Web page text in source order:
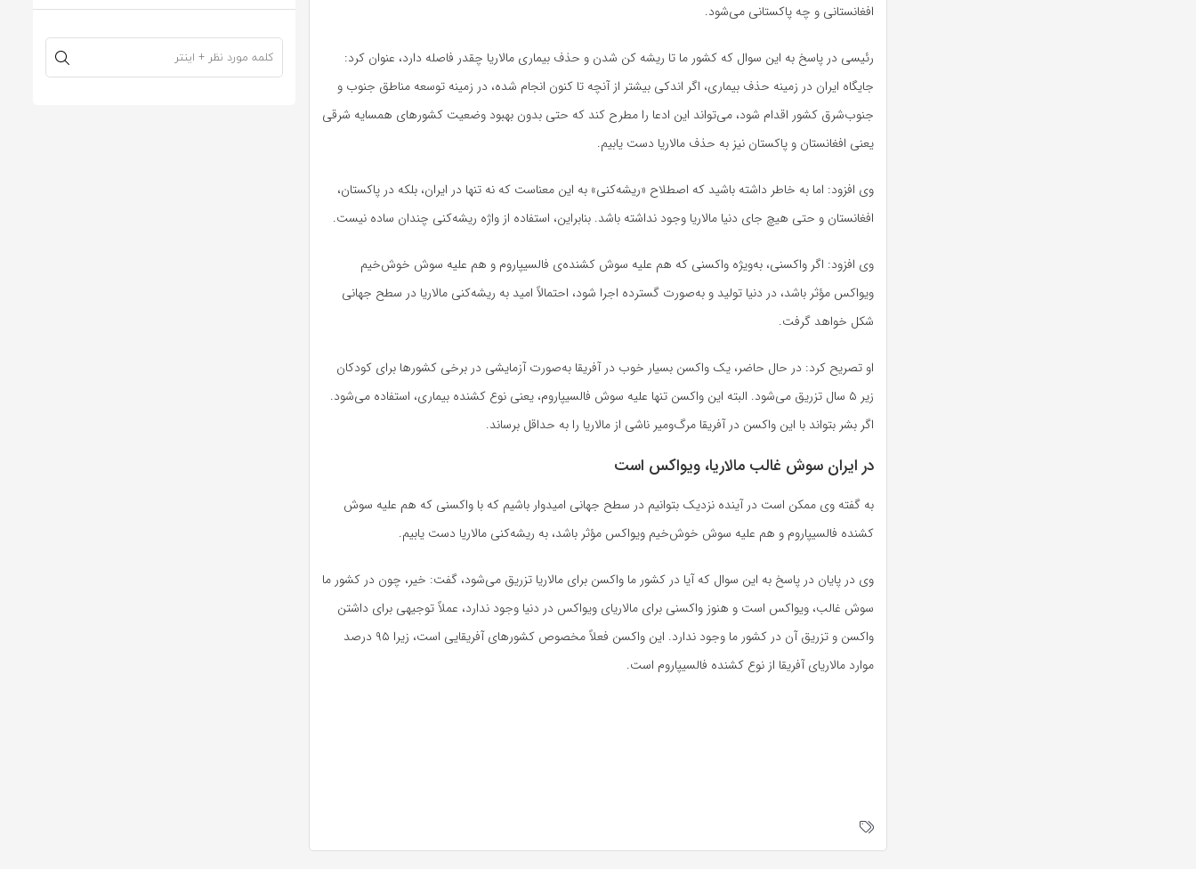
افغانستانی و چه پاکستانی می‌شود.
رئیسی در پاسخ به این سوال که کشور ما تا ریشه کن شدن و حذف بیماری مالاریا چقدر فاصله دارد، عنوان کرد:
جایگاه ایران در زمینه حذف بیماری، اگر اندکی بیشتر از آنچه تا کنون انجام شده، در زمینه توسعه مناطق جنوب و
جنوب‌شرق کشور اقدام شود، می‌تواند این ادعا را مطرح کند که حتی بدون بهبود وضعیت کشورهای همسایه شرقی
یعنی افغانستان و پاکستان نیز به حذف مالاریا دست یابیم.
وی افزود: اما به خاطر داشته باشید که اصطلاح «ریشه‌کنی» به این معناست که نه تنها در ایران، بلکه در پاکستان،
افغانستان و حتی هیچ جای دنیا مالاریا وجود نداشته باشد. بنابراین، استفاده از واژه ریشه‌کنی چندان ساده نیست.
وی افزود: اگر واکسنی، به‌ویژه واکسنی که هم علیه سوش کشنده‌ی فالسیپاروم و هم علیه سوش خوش‌خیم
ویواکس مؤثر باشد، در دنیا تولید و به‌صورت گسترده اجرا شود، احتمالاً امید به ریشه‌کنی مالاریا در سطح جهانی
شکل خواهد گرفت.
او تصریح کرد: در حال حاضر، یک واکسن بسیار خوب در آفریقا به‌صورت آزمایشی در برخی کشورها برای کودکان
زیر ۵ سال تزریق می‌شود. البته این واکسن تنها علیه سوش فالسیپاروم، یعنی نوع کشنده بیماری، استفاده می‌شود.
اگر بشر بتواند با این واکسن در آفریقا مرگ‌ومیر ناشی از مالاریا را به حداقل برساند.
در ایران سوش غالب مالاریا، ویواکس است
به گفته وی ممکن است در آینده نزدیک بتوانیم در سطح جهانی امیدوار باشیم که با واکسنی که هم علیه سوش
کشنده فالسیپاروم و هم علیه سوش خوش‌خیم ویواکس مؤثر باشد، به ریشه‌کنی مالاریا دست یابیم.
وی در پایان در پاسخ به این سوال که آیا در کشور ما واکسن برای مالاریا تزریق می‌شود، گفت: خیر، چون در کشور ما
سوش غالب، ویواکس است و هنوز واکسنی برای مالاریای ویواکس در دنیا وجود ندارد، عملاً توجیهی برای داشتن
واکسن و تزریق آن در کشور ما وجود ندارد. این واکسن فعلاً مخصوص کشورهای آفریقایی است، زیرا ۹۵ درصد
موارد مالاریای آفریقا از نوع کشنده فالسیپاروم است.